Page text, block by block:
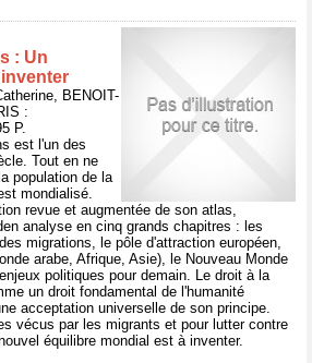
: Un
BENOIT-
:
P.
est l'un des
Tout en ne
population de la
mondialisé.
revue et augmentée de son atlas,
analyse en cinq grands chapitres : les
migrations, le pôle d'attraction européen,
arabe, Afrique, Asie), le Nouveau Monde
politiques pour demain. Le droit à la
un droit fondamental de l'humanité
acceptation universelle de son principe.
vécus par les migrants et pour lutter contre
équilibre mondial est à inventer.